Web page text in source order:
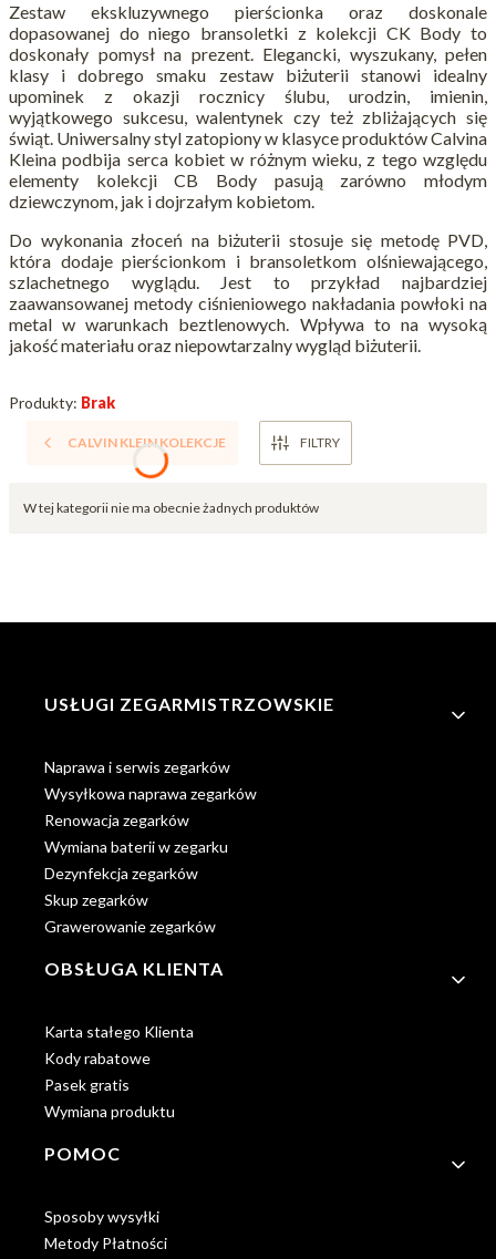
Zestaw ekskluzywnego pierścionka oraz doskonale
dopasowanej do niego bransoletki z kolekcji CK Body to
doskonały pomysł na prezent. Elegancki, wyszukany, pełen
klasy i dobrego smaku zestaw biżuterii stanowi idealny
upominek z okazji rocznicy ślubu, urodzin, imienin,
wyjątkowego sukcesu, walentynek czy też zbliżających się
świąt. Uniwersalny styl zatopiony w klasyce produktów Calvina
Kleina podbija serca kobiet w różnym wieku, z tego względu
elementy kolekcji CB Body pasują zarówno młodym
dziewczynom, jak i dojrzałym kobietom.
Do wykonania złoceń na biżuterii stosuje się metodę PVD,
która dodaje pierścionkom i bransoletkom olśniewającego,
szlachetnego wyglądu. Jest to przykład najbardziej
zaawansowanej metody ciśnieniowego nakładania powłoki na
metal w warunkach beztlenowych. Wpływa to na wysoką
jakość materiału oraz niepowtarzalny wygląd biżuterii.
Produkty: Brak
CALVIN KLEIN KOLEKCJE FILTRY
Lista produktów
W tej kategorii nie ma obecnie żadnych produktów
Linki w stopce
USŁUGI ZEGARMISTRZOWSKIE
Naprawa i serwis zegarków
Wysyłkowa naprawa zegarków
Renowacja zegarków
Wymiana baterii w zegarku
Dezynfekcja zegarków
Skup zegarków
Grawerowanie zegarków
OBSŁUGA KLIENTA
Karta stałego Klienta
Kody rabatowe
Pasek gratis
Wymiana produktu
POMOC
Sposoby wysyłki
Metody Płatności